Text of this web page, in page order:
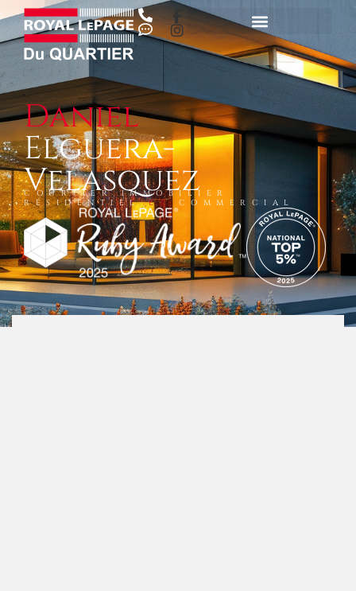
Daniel
Elguera-
Velasquez
COURTIER IMMOBILIER
RÉSIDENTIELETCOMMERCIAL